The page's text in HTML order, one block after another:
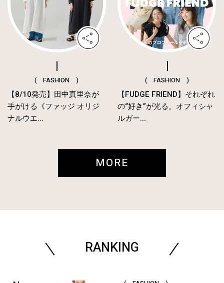
( FASHION )
【8/10発売】田中真里奈が
手がける《ファッジ オリジ
ナルウエ...
( FASHION )
【FUDGE FRIEND】それぞれ
の“好き”が光る。オフィシャ
ルガー...
MORE
RANKING